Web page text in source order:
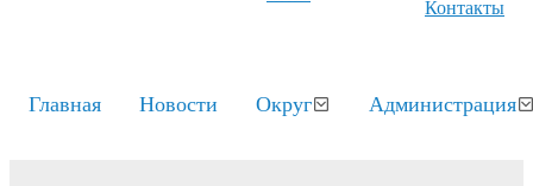
Контакты⁠
Главная Новости Округ Администрация